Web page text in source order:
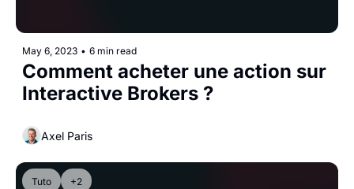
May 6, 2023 • 6 min read
Comment acheter une action sur
Interactive Brokers ?
Axel Paris
Tuto +2